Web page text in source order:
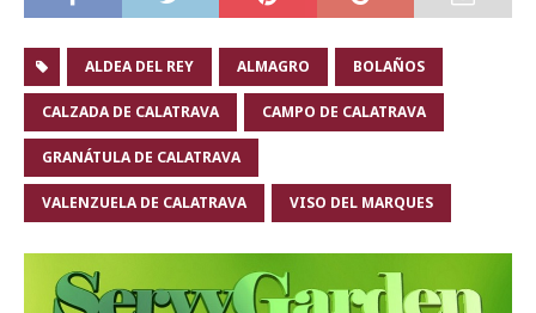
ALDEA DEL REY ALMAGRO BOLAÑOS
CALZADA DE CALATRAVA CAMPO DE CALATRAVA
GRANÁTULA DE CALATRAVA
VALENZUELA DE CALATRAVA VISO DEL MARQUES